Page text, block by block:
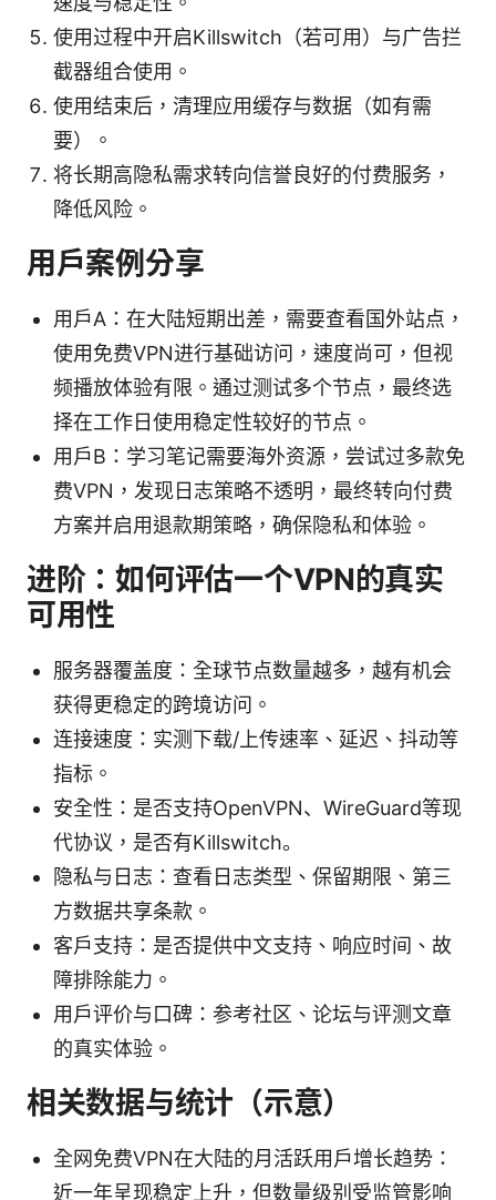
使用过程中开启Killswitch（若可用）与广告拦
截器组合使用。
使用结束后，清理应用缓存与数据（如有需
要）。
将长期高隐私需求转向信誉良好的付费服务，
降低风险。
用户案例分享
用户A：在大陆短期出差，需要查看国外站点，
使用免费VPN进行基础访问，速度尚可，但视
频播放体验有限。通过测试多个节点，最终选
择在工作日使用稳定性较好的节点。
用户B：学习笔记需要海外资源，尝试过多款免
费VPN，发现日志策略不透明，最终转向付费
方案并启用退款期策略，确保隐私和体验。
进阶：如何评估一个VPN的真实
可用性
服务器覆盖度：全球节点数量越多，越有机会
获得更稳定的跨境访问。
连接速度：实测下载/上传速率、延迟、抖动等
指标。
安全性：是否支持OpenVPN、WireGuard等现
代协议，是否有Killswitch。
隐私与日志：查看日志类型、保留期限、第三
方数据共享条款。
客户支持：是否提供中文支持、响应时间、故
障排除能力。
用户评价与口碑：参考社区、论坛与评测文章
的真实体验。
相关数据与统计（示意）
全网免费VPN在大陆的月活跃用户增长趋势：
近一年呈现稳定上升，但数量级别受监管影响